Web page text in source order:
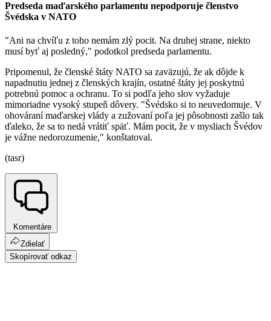
Predseda maďarského parlamentu nepodporuje členstvo
Švédska v NATO
"Ani na chvíľu z toho nemám zlý pocit. Na druhej strane, niekto
musí byť aj posledný," podotkol predseda parlamentu.
Pripomenul, že členské štáty NATO sa zaväzujú, že ak dôjde k
napadnutiu jednej z členských krajín, ostatné štáty jej poskytnú
potrebnú pomoc a ochranu. To si podľa jeho slov vyžaduje
mimoriadne vysoký stupeň dôvery. "Švédsko si to neuvedomuje. V
ohováraní maďarskej vlády a zužovaní poľa jej pôsobnosti zašlo tak
ďaleko, že sa to nedá vrátiť späť. Mám pocit, že v mysliach Švédov
je vážne nedorozumenie," konštatoval.
(tasr)
Komentáre
Zdielať
Skopírovať odkaz